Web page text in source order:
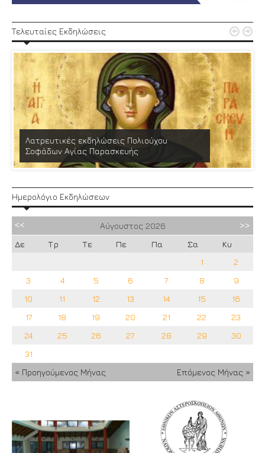
Τελευταίες Εκδηλώσεις
Λατρευτικές εκδηλώσεις Πολιούχου
Σοφάδων Αγίας Παρασκευής
 
Ημερολόγιο Εκδηλώσεων
Αύγουστος 2026
Δε
Τρ Τε Πε Πα Σα
Κυ
1
2
3
4 5 6 7 8
9
10
11 12 13 14 15
16
17
18 19 20 21 22
23
24
25 26 27 28 29
30
31
« Προηγούμενος Μήνας
Επόμενος Μήνας »